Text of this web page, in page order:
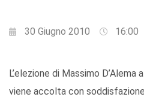
30 Giugno 2010 16:00
L’elezione di Massimo
viene accolta con